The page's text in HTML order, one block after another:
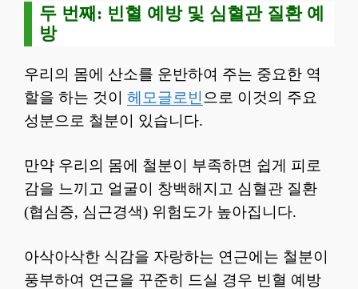
두 번째: 빈혈 예방 및 심혈관 질환 예
방
우리의 몸에 산소를 운반하여 주는 중요한 역
할을 하는 것이 헤모글로빈 으로 이것의 주요
성분으로 철분이 있습니다.
만약 우리의 몸에 철분이 부족하면 쉽게 피로
감을 느끼고 얼굴이 창백해지고 심혈관 질환
(협심증, 심근경색) 위험도가 높아집니다.
아삭아삭한 식감을 자랑하는 연근에는 철분이
풍부하여 연근을 꾸준히 드실 경우 빈혈 예방